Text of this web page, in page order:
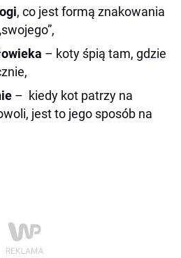
, co jest formą znakowania
– koty śpią tam, gdzie
– kiedy kot patrzy na
jest to jego sposób na